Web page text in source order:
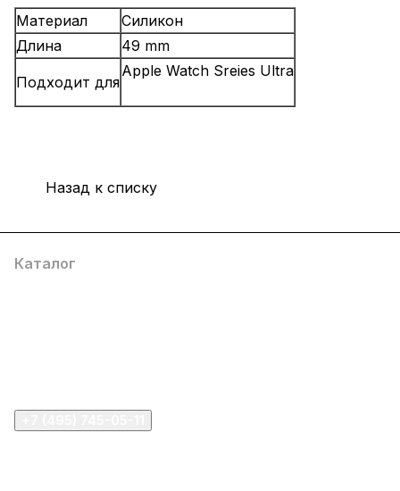
Материал
Силикон
Длина
49 mm
Подходит для
Apple Watch Sreies Ultra
Назад к списку
Каталог